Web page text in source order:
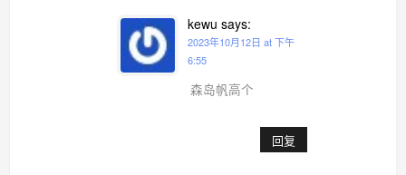
kewu says:
2023年10月12日 at 下午
6:55
森岛帆高个
回复